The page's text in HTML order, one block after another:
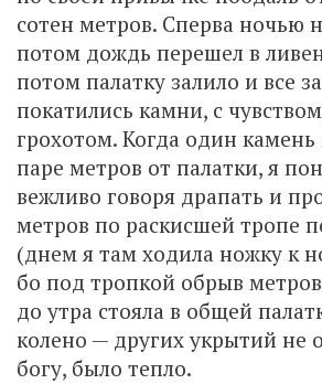
сотен метров. Сперва ночью
потом дождь перешел в
потом палатку залило и все
покатились камни, с
грохотом. Когда один камень
паре метров от палатки, я
вежливо говоря драпать и
метров по раскисшей тропе
(днем я там ходила ножку к
бо под тропкой обрыв
до утра стояла в общей
колено — других укрытий не
богу, было тепло.